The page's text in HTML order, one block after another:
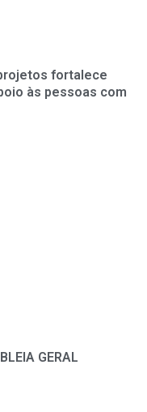
fortalece
às pessoas com
GERAL